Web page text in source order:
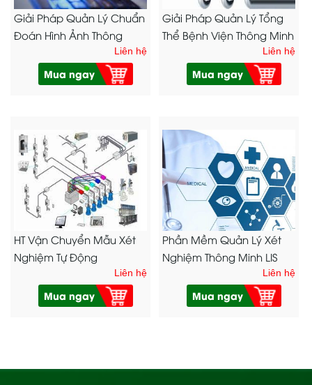
Giải Pháp Quản Lý Chuẩn
Đoán Hình Ảnh Thông
Liên hệ
Mua ngay
Giải Pháp Quản Lý Tổng
Thể Bệnh Viện Thông Minh
Liên hệ
Mua ngay
HT Vận Chuyển Mẫu Xét
Nghiệm Tự Động
Liên hệ
Mua ngay
Phần Mềm Quản Lý Xét
Nghiệm Thông Minh LIS
Liên hệ
Mua ngay